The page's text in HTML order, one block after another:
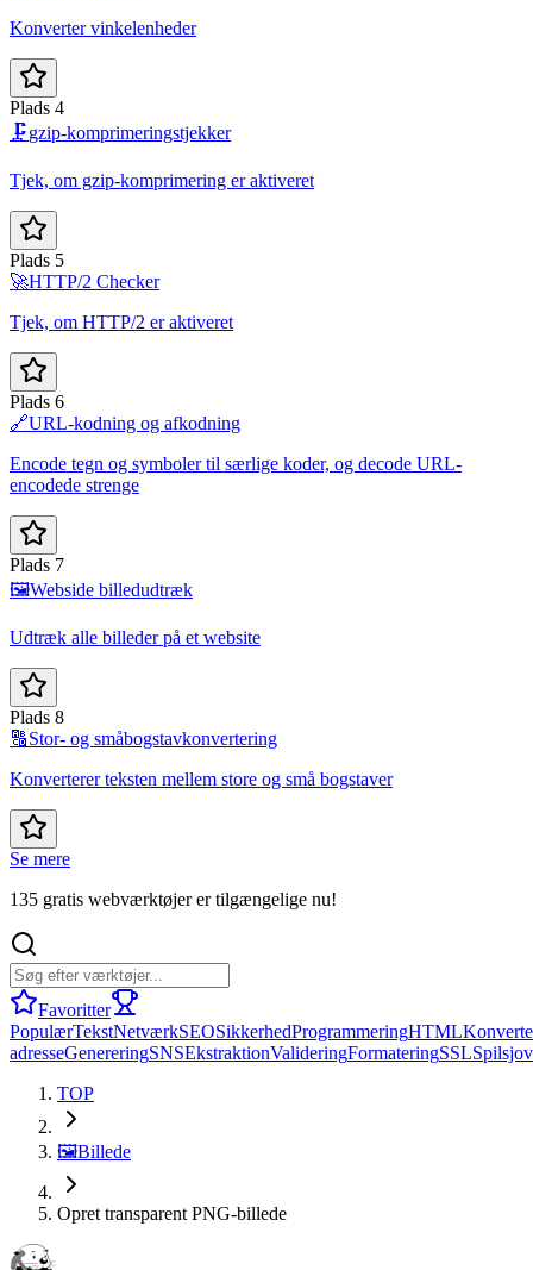
Konverter vinkelenheder
Plads 4
🗜️gzip-komprimeringstjekker
Tjek, om gzip-komprimering er aktiveret
Plads 5
🚀HTTP/2 Checker
Tjek, om HTTP/2 er aktiveret
Plads 6
🔗URL-kodning og afkodning
Encode tegn og symboler til særlige koder, og decode URL-
encodede strenge
Plads 7
🖼️Webside billedudtræk
Udtræk alle billeder på et website
Plads 8
🔠Stor- og småbogstavkonvertering
Konverterer teksten mellem store og små bogstaver
Se mere
135 gratis webværktøjer er tilgængelige nu!
Favoritter
PopulærTekstNetværkSEOSikkerhedProgrammeringHTML
adresseGenereringSNSEkstraktionValideringFormateringSSLSpilsjov
TOP
🖼️Billede
Opret transparent PNG-billede